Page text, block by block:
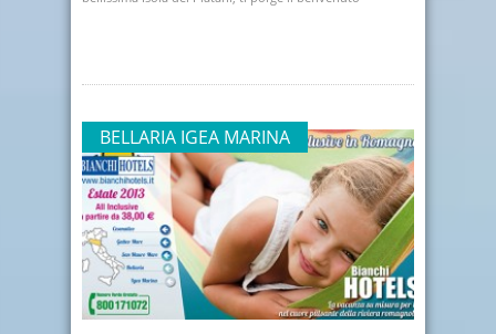
BELLARIA IGEA MARINA